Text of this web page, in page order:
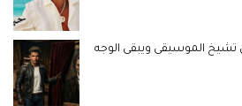
تشيخ الموسيقى ويبقى الوجه